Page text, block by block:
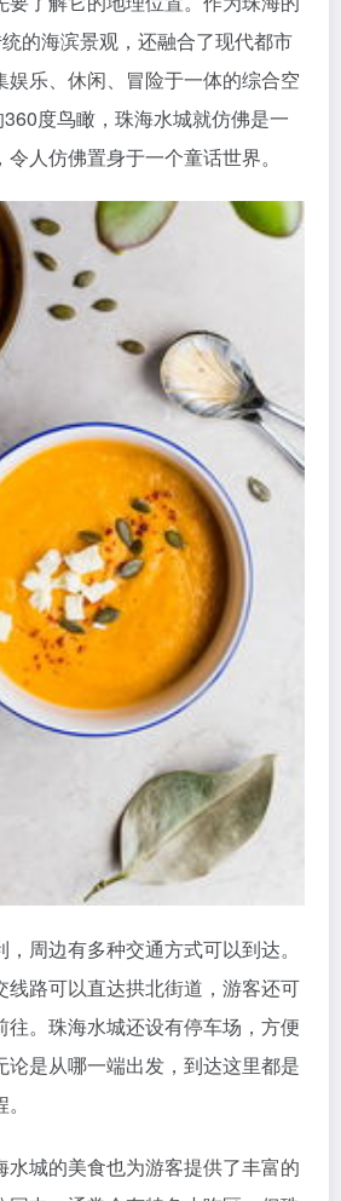
的海滨景观，还融合了现代都市
娱乐、休闲、冒险于一体的综合空
度鸟瞰，珠海水城就仿佛是一
人仿佛置身于一个童话世界。
周边有多种交通方式可以到达。
线路可以直达拱北街道，游客还可
往。珠海水城还设有停车场，方便
论是从哪一端出发，到达这里都是
水城的美食也为游客提供了丰富的